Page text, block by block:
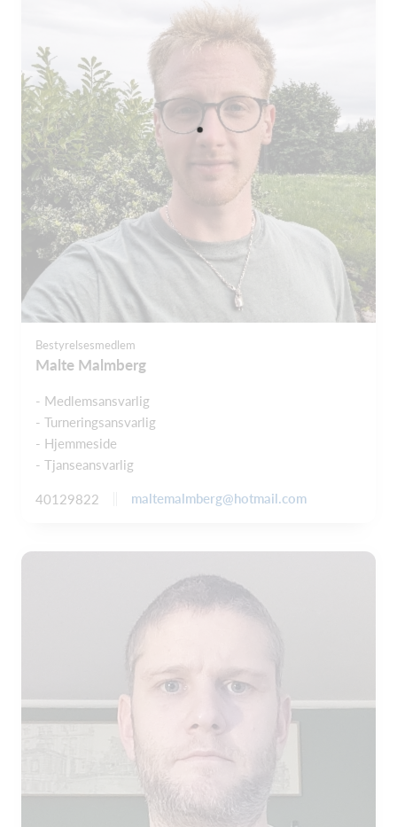
Bestyrelsesmedlem
Malte Malmberg
- Medlemsansvarlig
- Turneringsansvarlig
- Hjemmeside
- Tjanseansvarlig
40129822 maltemalmberg@hotmail.com